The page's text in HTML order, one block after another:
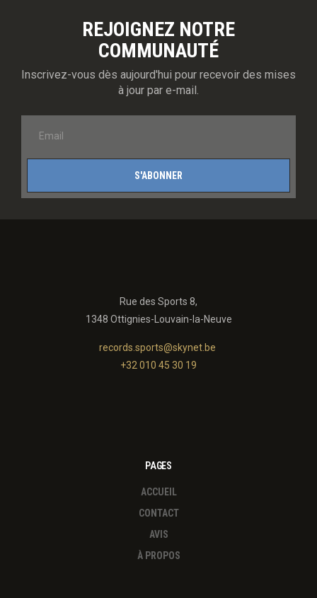
REJOIGNEZ NOTRE
COMMUNAUTÉ
Inscrivez-vous dès aujourd'hui pour recevoir des mises
à jour par e-mail.
S'ABONNER
Rue des Sports 8,
1348 Ottignies-Louvain-la-Neuve
records.sports@skynet.be
+32 010 45 30 19
PAGES
ACCUEIL
CONTACT
AVIS
À PROPOS